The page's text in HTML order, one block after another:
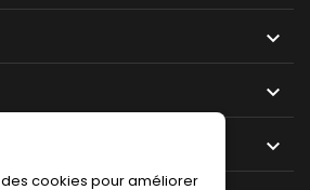



cookies pour améliorer